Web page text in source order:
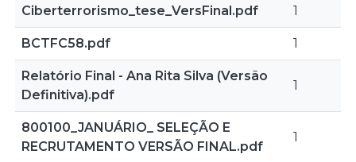
Ciberterrorismo_tese_VersFinal.pdf 1
BCTFC58.pdf 1
Relatório Final - Ana Rita Silva (Versão
Definitiva).pdf
1
800100_JANUÁRIO_ SELEÇÃO E
RECRUTAMENTO VERSÃO FINAL.pdf
1